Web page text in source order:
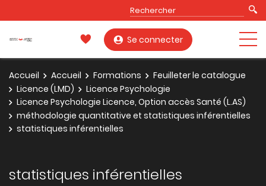
Se connecter
Accueil Accueil Formations
Feuilleter le catalogue
Licence (LMD)
Licence Psychologie
Licence Psychologie Licence, Option accès Santé (L.AS)
méthodologie quantitative et statistiques inférentielles
statistiques inférentielles
statistiques inférentielles